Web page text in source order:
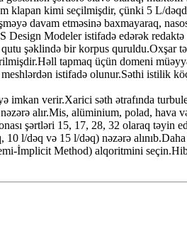
kimi seçilmişdir, çünki 5 L/
davam etməsinə baxmayaraq,
Modeler istifadə edərək
şəklində bir korpus quruldu.Oxşar
tapmaq üçün domeni
istifadə olunur.Səthi istilik
verir.Xarici səth ətrafında
alır.Mis, alüminium, polad,
şərtləri 15, 17, 28, 32 olaraq
l/dəq və 15 l/dəq) nəzərə
Method) alqoritmini